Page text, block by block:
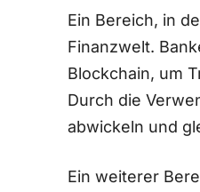
Ein Bereich, in
Finanzwelt.
Blockchain, um
Durch die
abwickeln und
Ein weiterer